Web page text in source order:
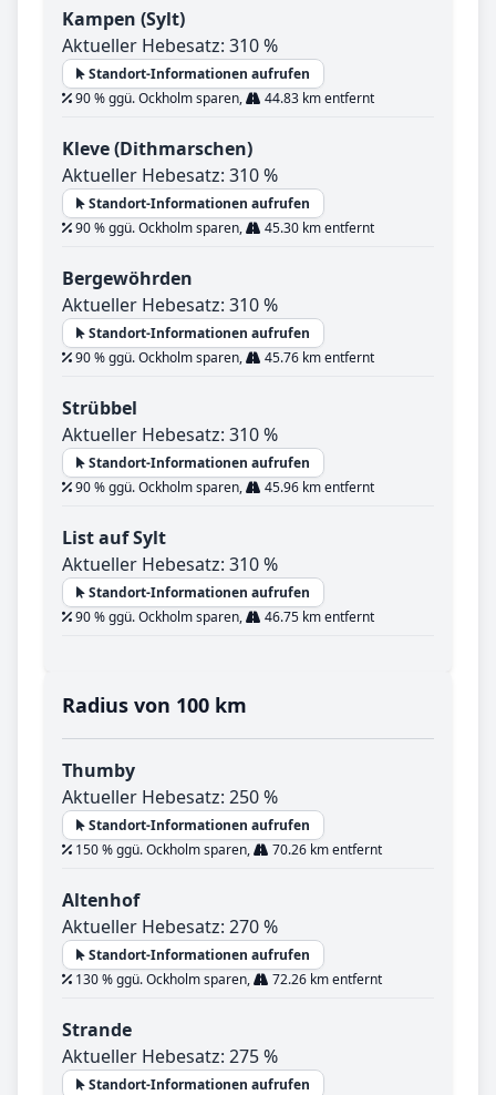
Kampen (Sylt)
Aktueller Hebesatz: 310 %
Standort-Informationen aufrufen
90 % ggü. Ockholm sparen,
44.83 km entfernt
Kleve (Dithmarschen)
Aktueller Hebesatz: 310 %
Standort-Informationen aufrufen
90 % ggü. Ockholm sparen,
45.30 km entfernt
Bergewöhrden
Aktueller Hebesatz: 310 %
Standort-Informationen aufrufen
90 % ggü. Ockholm sparen,
45.76 km entfernt
Strübbel
Aktueller Hebesatz: 310 %
Standort-Informationen aufrufen
90 % ggü. Ockholm sparen,
45.96 km entfernt
List auf Sylt
Aktueller Hebesatz: 310 %
Standort-Informationen aufrufen
90 % ggü. Ockholm sparen,
46.75 km entfernt
Radius von 100 km
Thumby
Aktueller Hebesatz: 250 %
Standort-Informationen aufrufen
150 % ggü. Ockholm sparen,
70.26 km entfernt
Altenhof
Aktueller Hebesatz: 270 %
Standort-Informationen aufrufen
130 % ggü. Ockholm sparen,
72.26 km entfernt
Strande
Aktueller Hebesatz: 275 %
Standort-Informationen aufrufen